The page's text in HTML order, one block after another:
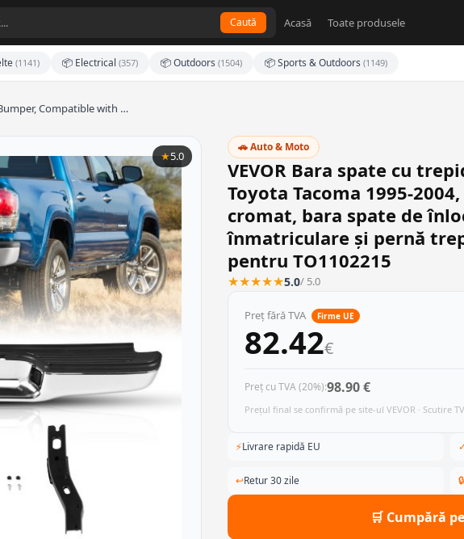
Caută Acasă Toate produsele
(1141) 📦 Electrical (357) 📦 Outdoors (1504) 📦 Sports & Outdoors (1149)
Compatible with …
★5.0
🚗 Auto & Moto
VEVOR Bara spate cu
Toyota Tacoma 1995-
cromat, bara spate de
înmatriculare și pernă
pentru TO1102215
★★★★★5.0/ 5.0
Preț fără TVA Firme UE
82.42€
Preț cu TVA (20%):98.90 €
Prețul final se confirmă pe site-ul VEVOR · Scutire
⚡Livrare rapidă EU ✓
↩Retur 30 zile 🔒
🛒 Cumpără